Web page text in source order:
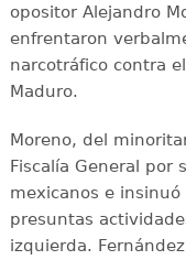
opositor Alejandro
enfrentaron
narcotráfico contra
Maduro.
Moreno, del
Fiscalía General por
mexicanos e
presuntas
izquierda.